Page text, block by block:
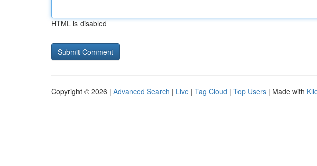
HTML is disabled
Copyright © 2026 | Advanced Search | Live | Tag Cloud | Top Users | Made with